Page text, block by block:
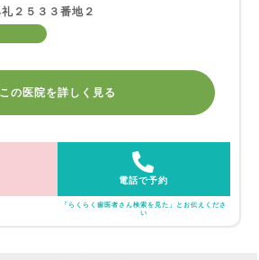
２５３３番地２
この医院を詳しく見る
電話で予約
「らくらく歯医者さん検索を見た」とお伝えくださ
い